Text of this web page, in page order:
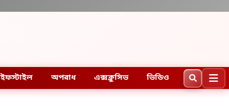
অপরাধ এক্সক্লুসিভ ভিডিও